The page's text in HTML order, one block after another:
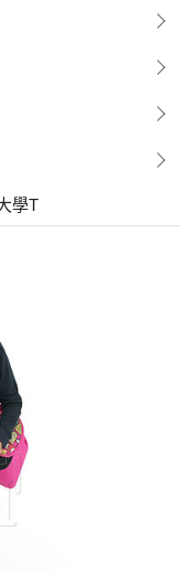
學T